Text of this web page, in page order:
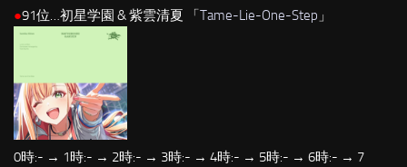
●91位…初星学園 & 紫雲清夏 「Tame-Lie-One-Step 」
0時:- → 1時:- → 2時:- → 3時:- → 4時:- → 5時:- → 6時:- → 7